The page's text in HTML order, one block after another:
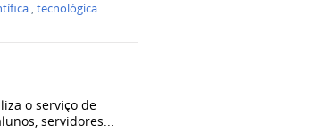
,tecnológica
o serviço de
servidores...